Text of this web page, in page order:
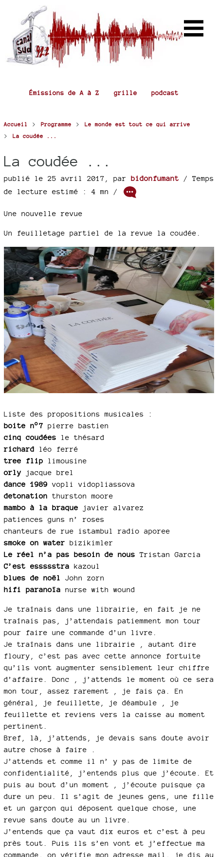
Émissions de A à Z grille podcast
Accueil > Programme > Le monde est tout ce qui arrive
> La coudée ...
La coudée ...
publié le 25 avril 2017 par bidonfumant / Temps
de lecture estimé : 4 mn /
Une nouvelle revue
Un feuilletage partiel de la revue la coudée.
Liste des propositions musicales :
boite n°7 pierre bastien
cinq coudées le thésard
richard léo ferré
tree flip limousine
orly jacque brel
dance 1989 vopli vidopliassova
detonation thurston moore
mambo à la braque
javier alvarez
patiences guns n’ roses
chanteurs de rue istambul radio aporee
smoke on water bizikimler
Le réel n’a pas besoin de nous Tristan Garcia
C’est essssstra kazoul
blues de noël
John zorn
hifi paranoïa nurse with wound
Je traînais dans une librairie, en fait je ne
traînais pas, j’attendais patiemment mon tour
pour faire une commande d’un livre.
Je traînais dans une librairie , autant dire
floury, c’est pas avec cette annonce fortuite
qu’ils vont augmenter sensiblement leur chiffre
d’affaire. Donc , j’attends le moment où ce sera
mon tour, assez rarement , je fais ça. En
général, je feuillette, je déambule , je
feuillette et reviens vers la caisse au moment
pertinent.
Bref, là, j’attends, je devais sans doute avoir
autre chose à faire .
J’attends et comme il n’ y pas de limite de
confidentialité, j’entends plus que j’écoute. Et
puis au bout d’un moment , j’écoute puisque ça
dure un peu. Il s’agit de jeunes gens, une fille
et un garçon qui déposent quelque chose, une
revue sans doute au un livre.
J’entends que ça vaut dix euros et c’est à peu
près tout. Puis ils s’en vont et j’effectue ma
commande, on vérifie mon adresse mail, je dis au